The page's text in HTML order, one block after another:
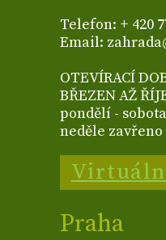
Telefon: + 420
Email:
OTEVÍRACÍ
BŘEZEN AŽ
pondělí -
neděle zavřeno
Praha